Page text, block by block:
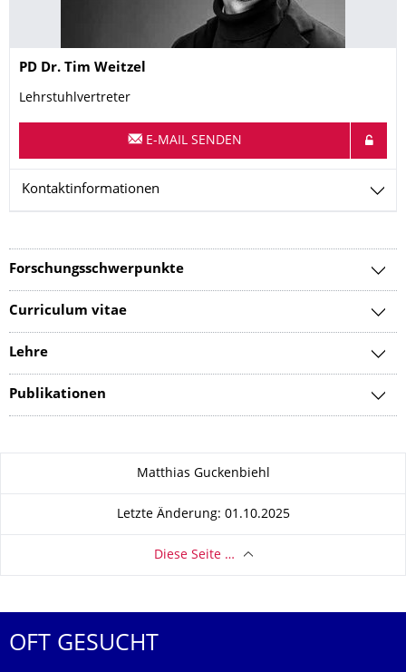
Name
PD Dr. Tim Weitzel
Lehrstuhlvertreter
E-MAIL SENDEN
Kontaktinformationen
Forschungsschwerpunkte
Curriculum vitae
Lehre
Publikationen
Zu dieser SeiteMatthias Guckenbiehl
Letzte Änderung: 01.10.2025
Diese Seite …
OFT GESUCHT